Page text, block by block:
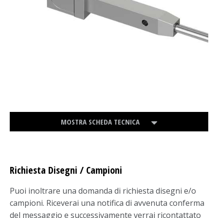
MOSTRA SCHEDA TECNICA
Richiesta Disegni / Campioni
Puoi inoltrare una domanda di richiesta disegni e/o
campioni. Riceverai una notifica di avvenuta conferma
del messaggio e successivamente verrai ricontattato